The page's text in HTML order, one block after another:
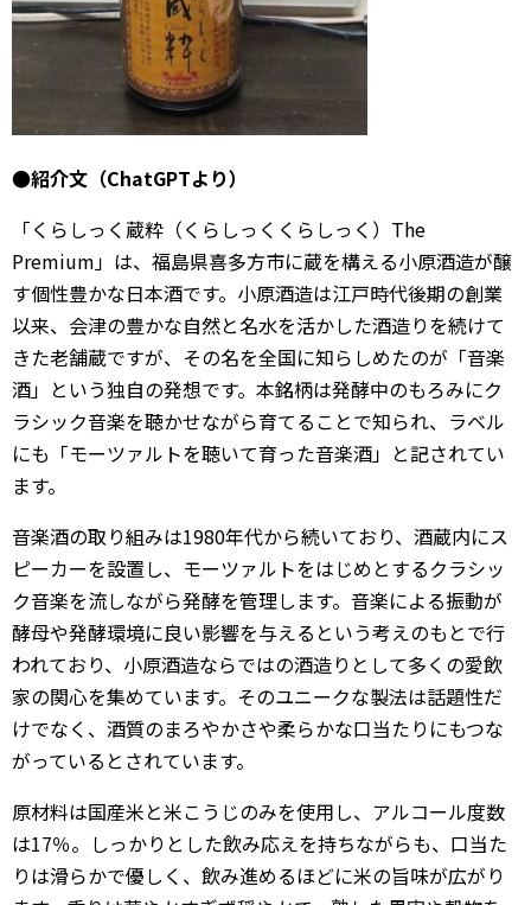
●紹介文（ChatGPTより）
「くらしっく蔵粋（くらしっくくらしっく）The
Premium」は、福島県喜多方市に蔵を構える小原酒造が醸
す個性豊かな日本酒です。小原酒造は江戸時代後期の創業
以来、会津の豊かな自然と名水を活かした酒造りを続けて
きた老舗蔵ですが、その名を全国に知らしめたのが「音楽
酒」という独自の発想です。本銘柄は発酵中のもろみにク
ラシック音楽を聴かせながら育てることで知られ、ラベル
にも「モーツァルトを聴いて育った音楽酒」と記されてい
ます。
音楽酒の取り組みは1980年代から続いており、酒蔵内にス
ピーカーを設置し、モーツァルトをはじめとするクラシッ
ク音楽を流しながら発酵を管理します。音楽による振動が
酵母や発酵環境に良い影響を与えるという考えのもとで行
われており、小原酒造ならではの酒造りとして多くの愛飲
家の関心を集めています。そのユニークな製法は話題性だ
けでなく、酒質のまろやかさや柔らかな口当たりにもつな
がっているとされています。
原材料は国産米と米こうじのみを使用し、アルコール度数
は17％。しっかりとした飲み応えを持ちながらも、口当た
りは滑らかで優しく、飲み進めるほどに米の旨味が広がり